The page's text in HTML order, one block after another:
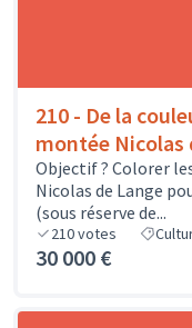
210 - De la
montée Nicolas
Objectif ? Colorer
Nicolas de Lange
(sous réserve de...
210votes
30 000 €